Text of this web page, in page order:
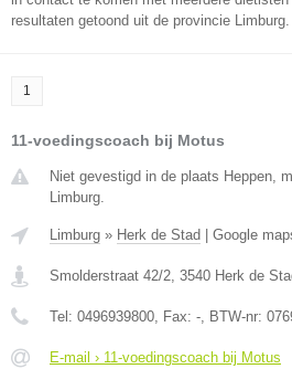
resultaten getoond uit de provincie Limburg.
1
11-voedingscoach bij Motus
Niet gevestigd in de plaats Heppen,
Limburg.
Limburg » Herk de Stad Google
Smolderstraat 42/2, 3540 Herk de
Tel: 0496939800, Fax: -, BTW-nr:
E-mail › 11-voedingscoach bij Motus